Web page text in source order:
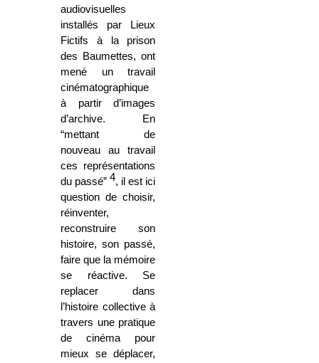
audiovisuelles
installés par Lieux
Fictifs à la prison
des Baumettes, ont
mené un travail
cinématographique
à partir d’images
d’archive. En
“mettant de
nouveau au travail
ces représentations
du passé”4, il est ici
question de choisir,
réinventer,
reconstruire son
histoire, son passé,
faire que la mémoire
se réactive. Se
replacer dans
l’histoire collective à
travers une pratique
de cinéma pour
mieux se déplacer,